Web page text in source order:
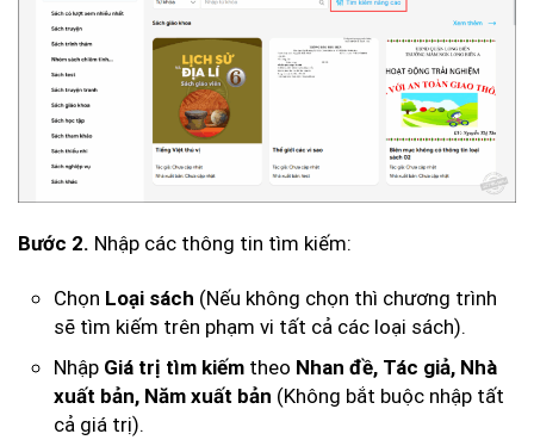
Bước 2. Nhập các thông tin tìm kiếm:
Chọn Loại sách (Nếu không chọn thì chương trình
sẽ tìm kiếm trên phạm vi tất cả các loại sách).
Nhập Giá trị tìm kiếm theo Nhan đề, Tác giả, Nhà
xuất bản, Năm xuất bản (Không bắt buộc nhập tất
cả giá trị).